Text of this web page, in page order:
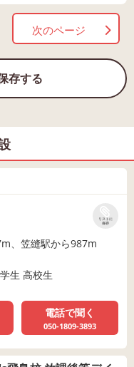
次のページ
存する
リストに
保存
、笠縫駅から987m
生 高校生
電話で聞く
050-1809-3893